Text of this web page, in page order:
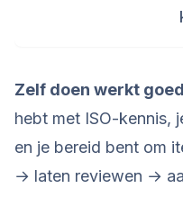
Zelf doen werkt
hebt met ISO-kennis,
en je bereid bent om
→ laten reviewen →